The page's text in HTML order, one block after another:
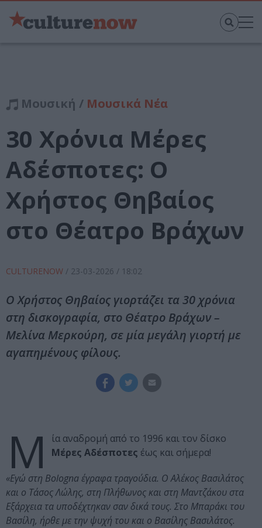
Μουσική / Μουσικά Νέα
30 Χρόνια Μέρες
Αδέσποτες: Ο
Χρήστος Θηβαίος
στο Θέατρο Βράχων
CULTURENOW / 23-03-2026 / 18:02
Ο Χρήστος Θηβαίος γιορτάζει τα 30 χρόνια
στη δισκογραφία, στο Θέατρο Βράχων –
Μελίνα Μερκούρη, σε μία μεγάλη γιορτή με
αγαπημένους φίλους.
Μ
ία αναδρομή από το 1996 και τον δίσκο
Μέρες Αδέσποτες έως και σήμερα!
«Εγώ στη Bologna έγραφα τραγούδια. Ο Αλέκος Βασιλάτος
και ο Τάσος Λώλης, στη Πλήθωνος και στη Μαντζάκου στα
Εξάρχεια τα υποδέχτηκαν σαν δικά τους. Στο Μπαράκι του
Βασίλη, ήρθε με την ψυχή του και ο Βασίλης Βασιλάτος.